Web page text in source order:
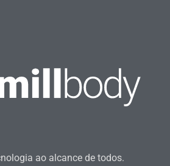
ao alcance de todos.